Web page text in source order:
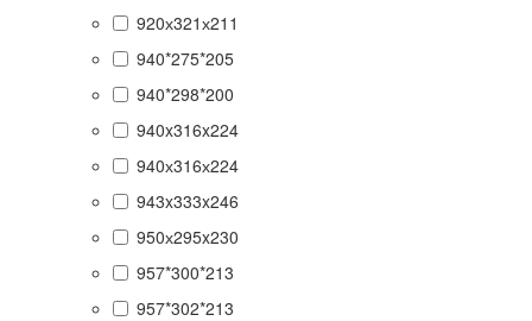
920х321х211
940*275*205
940*298*200
940x316x224
940х316х224
943x333x246
950х295x230
957*300*213
957*302*213